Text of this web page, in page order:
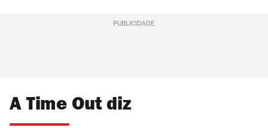
PUBLICIDADE
A Time Out diz